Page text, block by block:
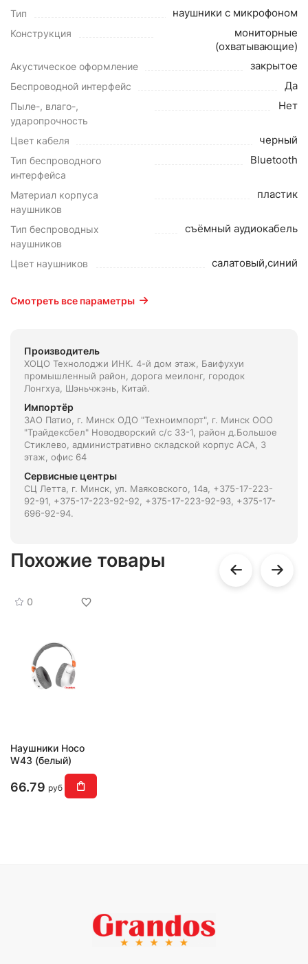
Тип наушники с микрофоном
Конструкция
мониторные
(охватывающие)
Акустическое оформление закрытое
Беспроводной интерфейс Да
Пыле-, влаго-,
ударопрочность
Нет
Цвет кабеля черный
Тип беспроводного
интерфейса
Bluetooth
Материал корпуса
наушников
пластик
Тип беспроводных
наушников
съёмный аудиокабель
Цвет наушников салатовый,синий
Смотреть все параметры
Производитель
ХОЦО Технолоджи ИНК. 4-й дом этаж, Баифухуи
промышленный район, дорога меилонг, городок
Лонгхуа, Шэньчжэнь, Китай.
Импортёр
ЗАО Патио, г. Минск ОДО "Техноимпорт", г. Минск ООО
"Трайдексбел" Новодворский с/с 33-1, район д.Большое
Стиклево, административно складской корпус АСА, 3
этаж, офис 64
Сервисные центры
СЦ Летта, г. Минск, ул. Маяковского, 14а, +375-17-223-
92-91, +375-17-223-92-92, +375-17-223-92-93, +375-17-
696-92-94.
Похожие товары
0
Наушники Hoco
W43 (белый)
66.79 руб